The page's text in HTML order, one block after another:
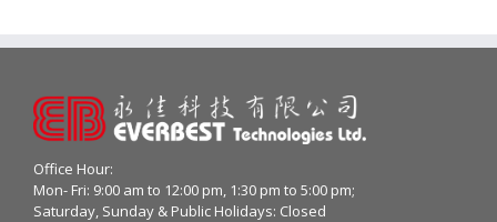
Office Hour:
Mon- Fri: 9:00 am to 12:00 pm, 1:30 pm to 5:00 pm;
Saturday, Sunday & Public Holidays: Closed